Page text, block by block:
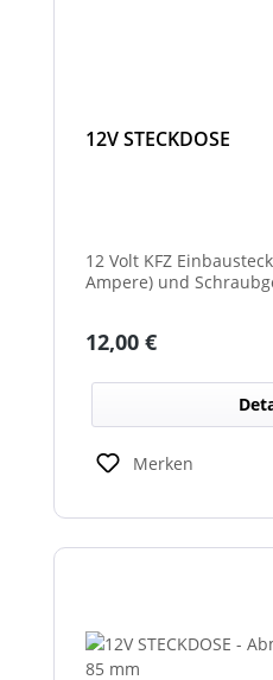
12V STECKDOSE
12 Volt KFZ
Ampere) und
Regulärer Preis:
12,00 €
Merken